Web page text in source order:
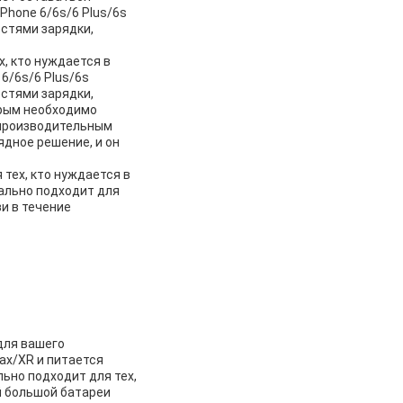
6/6s/6 Plus/6s
зарядки,
кто нуждается в
6/6s/6 Plus/6s
зарядки,
необходимо
решение, и он
кто нуждается в
подходит для
в течение
вашего
XR и питается
подходит для тех,
большой батареи